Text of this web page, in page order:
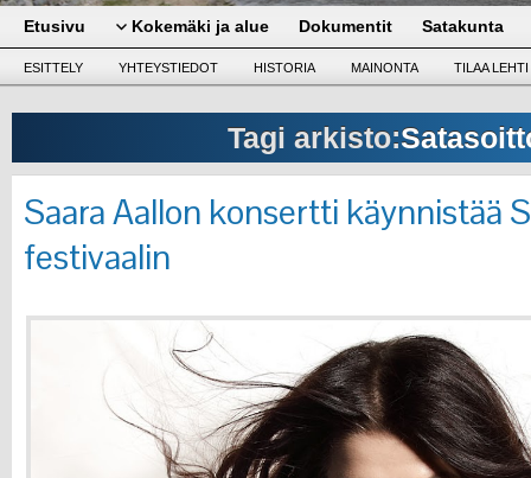
Etusivu Kokemäki ja alue Dokumentit Satakunta
ESITTELY YHTEYSTIEDOT HISTORIA MAINONTA TILAA LEHTI
Tagi arkisto:
Saara Aallon konsertti käynnistää
festivaalin